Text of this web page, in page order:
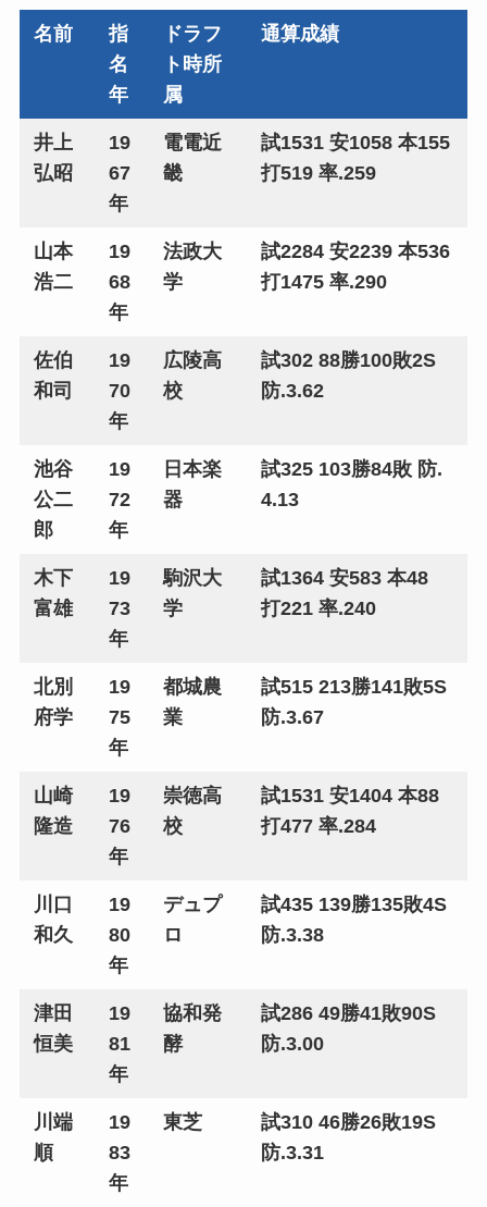
名前
指
名
年
ドラフ
ト時所
属
通算成績
井上
弘昭
19
67
年
電電近
畿
試1531 安1058 本155
打519 率.259
山本
浩二
19
68
年
法政大
学
試2284 安2239 本536
打1475 率.290
佐伯
和司
19
70
年
広陵高
校
試302 88勝100敗2S
防.3.62
池谷
公二
郎
19
72
年
日本楽
器
試325 103勝84敗 防.
4.13
木下
富雄
19
73
年
駒沢大
学
試1364 安583 本48
打221 率.240
北別
府学
19
75
年
都城農
業
試515 213勝141敗5S
防.3.67
山崎
隆造
19
76
年
崇徳高
校
試1531 安1404 本88
打477 率.284
川口
和久
19
80
年
デュプ
ロ
試435 139勝135敗4S
防.3.38
津田
恒美
19
81
年
協和発
酵
試286 49勝41敗90S
防.3.00
川端
順
19
83
年
東芝
試310 46勝26敗19S
防.3.31